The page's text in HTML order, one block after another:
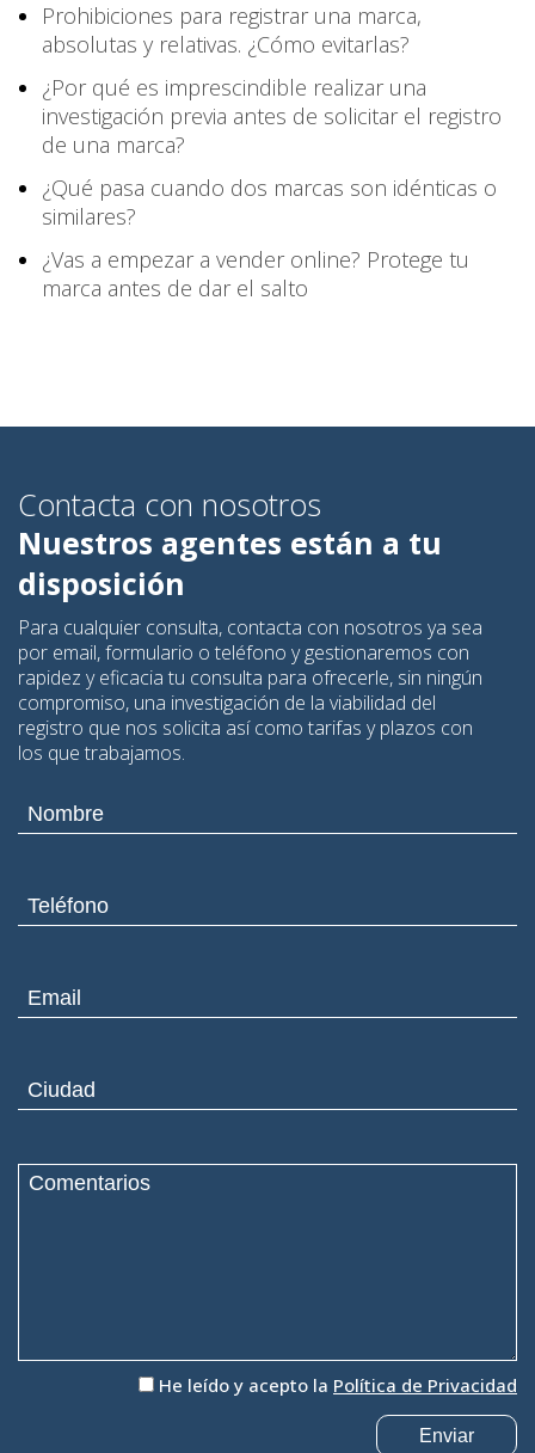
Prohibiciones para registrar una marca,
absolutas y relativas. ¿Cómo evitarlas?
¿Por qué es imprescindible realizar una
investigación previa antes de solicitar el registro
de una marca?
¿Qué pasa cuando dos marcas son idénticas o
similares?
¿Vas a empezar a vender online? Protege tu
marca antes de dar el salto
Contacta con nosotros
Nuestros agentes están a tu
disposición
Para cualquier consulta, contacta con nosotros ya sea
por email, formulario o teléfono y gestionaremos con
rapidez y eficacia tu consulta para ofrecerle, sin ningún
compromiso, una investigación de la viabilidad del
registro que nos solicita así como tarifas y plazos con
los que trabajamos.
He leído y acepto la Política de Privacidad